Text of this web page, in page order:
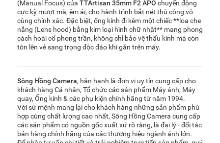
(Manual Focus) của TTArtisan 35mm F2 APO chuyển động
cực kỳ mượt mà, êm ái, cho hành trình bắt nét thủ công vô
cùng chính xác. Đặc biệt, ống kính đi kèm một chiếc **loa che
nắng (Lens hood) bằng kim loại hình chữ nhật** mang phong
cách hoài cổ phong trần, không chỉ bảo vệ thấu kính mà còn
tôn lên vẻ sang trọng độc đáo khi gắn trên máy.
Sông Hồng Camera, hân hạnh là đơn vị uy tín cung cấp cho
khách hàng Cá nhân, Tổ chức các sản phẩm Máy ảnh, Máy
quay, Ống kính & các phụ kiện chính hãng từ năm 1994.
Với sứ mệnh mang lại cho khách hàng những sản phẩm phù
hợp cùng chất lượng cao nhất, Sông Hồng Camera cung cấp
các sản phẩm có nguồn gốc xuất xứ rõ ràng, là đại lý - đối tác
bán hàng chính hãng của các thương hiệu ngành ảnh lớn.